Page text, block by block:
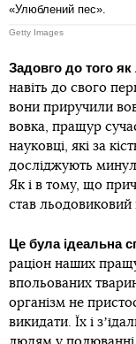
«Улюблений пес».
Getty Images
Задовго до того
навіть до свого
вони приручили
вовка, пращур
науковці, які за
досліджують
Як і в тому, що
став льодовиковий
Це була ідеальна
раціон наших
впольованих
організм не
викидати. Їх і